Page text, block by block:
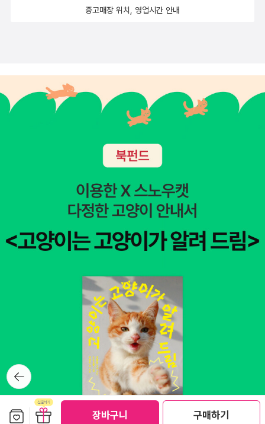
장바구니 구매하기
5. 문학동네 이경식 역 민음사, 열린책들과 함께 가장 대중적인 문학
역자인 이경식은 한국 셰익스피어학회 회장이라고 하는데도 말이다.
이렇게 셰익스피어 비평사와 연구서까지 쓰신 분이 정작 셰익스피어
번역은 별로 하지 않았단 점이 의아하지만, 이분 번역도 신뢰하고 읽
을 수 있겠다.6. 전예원 신정옥 역 전예원 신정옥 역.신정옥 씨도 한국
역되었다. 80~90년대에 번역된 것들이 많아서 과연 현재 읽어도 자
서도 셰익스피어 작품을 상당수 번역했다. 대표 희곡과 비극은 물론
그의 역사극까지 꽤 많이 번역한 것이 눈길을 끈다.역자 김정환은 역
는 시인, 극작가, 무대연출가로 많이 활동하신 듯하다. 셰익스피어 작
가의 번역은 또 다를지 궁금하다. 어쩌면 연극하듯이 읽기에는 가장
특화된 번역이 아닐지 조심스레 예상해본다. 또 가장 평가가 좋은 번
역본이기도 했다.8. 펭귄클래식 고전 번역으로 명성이 자자한 믿고
보는 펭귄클래식. 이 출판사에서는 총 4개의 셰익스피어 작품을 출간
했다. 특이하게도 어떤 판본을 번역했는지를 홍보한다.'영국 국립극단
이 사용하고 추천하는 펭귄클래식 판본 (중략) 펭귄클래식 판본은 영
국 국립극장에서 사용하고 추천하는 판본으로 유명하다. 판본의 문제
는 셰익스피어의 작품을 다루는 데 있어 매우 중요한데, 셰익스피어
가 작품의 출간에 관여하지 않은 탓에 기준 판본에 대한 논란이 있기
내외한테는 유산을 남기지 않았다), 이미 셰익스피어 자신이 몸져누
그의 작품을 통해서 우리가 만나는 셰익스피어와 스트랫퍼드 출신의
‘글쟁이‘ 셰익스피어 간에는 간극이 있다는 것을 그래서 강의에서는
강조했다. 평범한 셰익스피어와 비범한 셰익스피어. 이 간극이 근대
가가 바로 셰익스피어이기에.스트랫퍼드에까지 들고온 책은 <셰익스
피어> 외에도 <빌 브라이슨의 셰익스피어 순례>(까치)와 <셰익스피
어 소네트>(민음사)가 더 있는데, 당연히 조금 들춰보려는 의도였지
만 숙소로 들어서자 곧바로 잠이 들고 말았다(빌 브라이슨의 책은 이
곳에서도 기본서였다). 서서히 여독이 쌓이는 모양이다. 현재 머무는
곳은 옥스퍼드인데 아침식사를 마치면 제인 오스틴 투어를 위해 바스
로 이동할 예정이다. 그리고 저녁에는 종착지 런던에 드디어 입성하
뒤로가
기
중고매장 위치, 영업시간 안내